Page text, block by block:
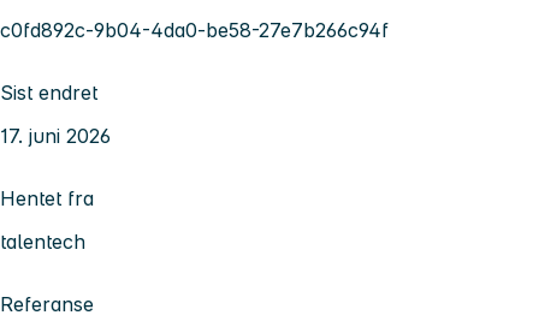
c0fd892c-9b04-4da0-be58-27e7b266c94f
Sist endret
17. juni 2026
Hentet fra
talentech
Referanse